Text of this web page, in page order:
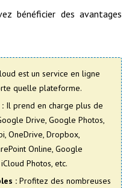
bénéficier des avantages
est un service en ligne
quelle plateforme.
Il prend en charge plus de
Drive, Google Photos,
OneDrive, Dropbox,
Online, Google
Photos, etc.
:Profitez des nombreuses